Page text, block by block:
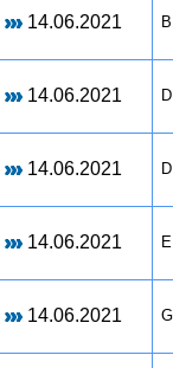
14.06.2021
14.06.2021
14.06.2021
14.06.2021
14.06.2021